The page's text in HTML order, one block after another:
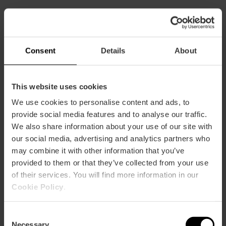
Consent Details About
This website uses cookies
We use cookies to personalise content and ads, to
provide social media features and to analyse our traffic.
We also share information about your use of our site with
our social media, advertising and analytics partners who
may combine it with other information that you’ve
provided to them or that they’ve collected from your use
of their services. You will find more information in our
Cookie Policy
Praktische Informationen
Zeitplan
Von Mittwoch bis Samstag von 13:30 bis 15:00 Uhr
und von 20:30 bis 22:00 Uhr. Sonntags von 13:30
bis 15:00 Uhr
Durchschnittspreis
100.00€
Gourmet